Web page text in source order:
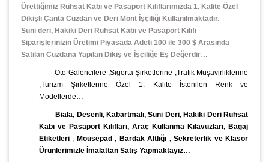
Ürettiğimiz Ruhsat Kabı ve Pasaport Kılıflarımızda 1. Kalite Özel
Dikişli Çanta Cüzdan ve Deri Mont İşçiliği Kullanılmaktadır.
Suni deri, Hakiki Deri Ruhsat Kabı ve Pasaport Kılıfı
Siparişlerinizin Üretimi Piyasada Adeti 100 ile 300 $ Arasında
Satılan Cüzdana Yapılan Dikiş ve İşçiliğe Eş Değerdir…
Oto Galericilere ,Sigorta Şirketlerine ,Trafik Müşavirliklerine
,Turizm Şirketlerine Özel 1. Kalite İstenilen Renk ve
Modellerde…
Biala, Desenli, Kabartmalı, Suni Deri, Hakiki Deri Ruhsat
Kabı ve Pasaport Kılıfları, Araç Kullanma Kılavuzları, Bagaj
Etiketleri , Mousepad , Bardak Altlığı , Sekreterlik ve Klasör
Ürünlerimizle İmalattan Satış Yapmaktayız…